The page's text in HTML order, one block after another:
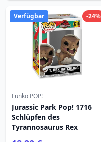
-24%
Verfügbar
Funko POP!
Jurassic Park Pop! 1716
Schlüpfen des
Tyrannosaurus Rex